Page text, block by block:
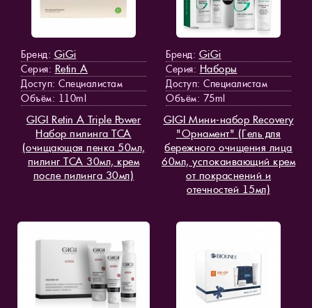
Бренд: GiGi
Серия: Retin A
Доступ: Специалистам
Объём: 110ml
GIGI Retin A Triple Power
Набор пилинга TCA
(очищающая пенка 50мл,
пилинг TCA 30мл, крем
после пилинга 30мл)
Бренд: GiGi
Серия: Наборы
Доступ: Специалистам
Объём: 75ml
GIGI Мини-набор Recovery
"Орнамент" (Гель для
бережного очищения лица
60мл, успокаивающий крем
от покраснений и
отечностей 15мл)